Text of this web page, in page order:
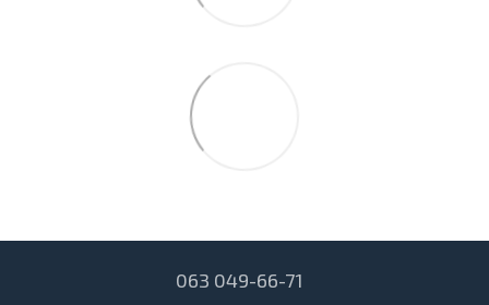
063 049-66-71